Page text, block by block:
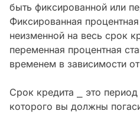
быть фиксированной или
Фиксированная процентная
неизменной на весь срок
переменная процентная
временем в зависимости
Срок кредита ⎯ это
которого вы должны